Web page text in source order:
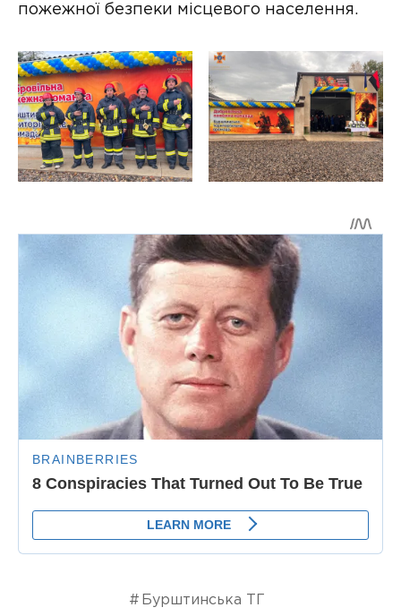
пожежної безпеки місцевого населення.
Бурштинська ТГ